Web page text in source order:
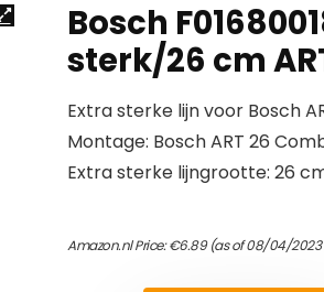
Bosch
sterk/26 cm
Extra sterke lijn voor Bosch
Montage: Bosch ART 26
Extra sterke lijngrootte: 26
Amazon.nl Price:€6.89(as of 08/04/2023